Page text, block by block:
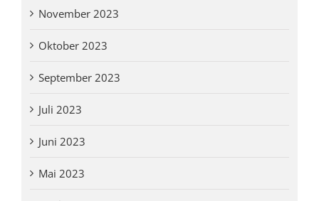
November 2023
Oktober 2023
September 2023
Juli 2023
Juni 2023
Mai 2023